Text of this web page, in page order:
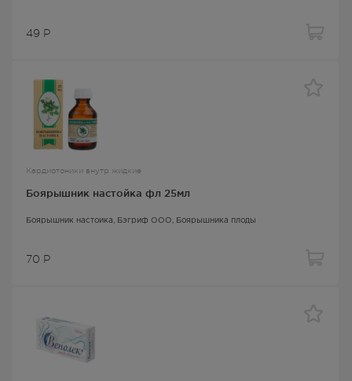
49 Р
Кардиотоники внутр жидкие
Боярышник настойка фл 25мл
Боярышник настойка , Бэгриф ООО, Боярышника плоды
70 Р